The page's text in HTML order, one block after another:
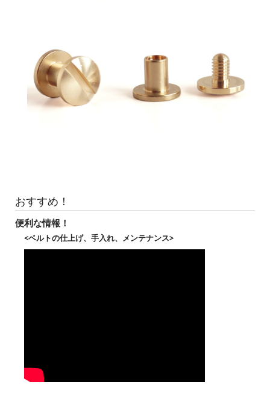
おすすめ！
便利な情報！
<ベルトの仕上げ、手入れ、メンテナンス>